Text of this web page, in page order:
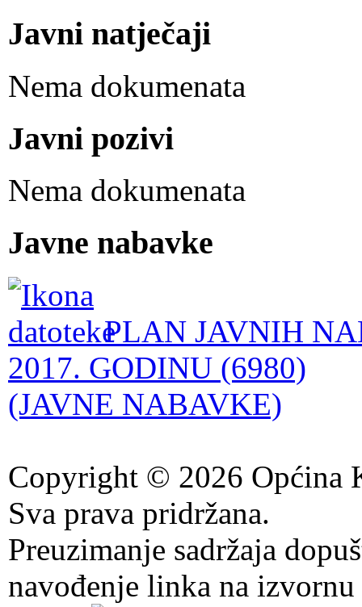
Javni natječaji
Nema dokumenata
Javni pozivi
Nema dokumenata
Javne nabavke
PLAN JAVNIH
2017. GODINU (6980)
(JAVNE NABAVKE)
Copyright © 2026 Općina
Sva prava pridržana.
Preuzimanje sadržaja
navođenje linka na izvornu